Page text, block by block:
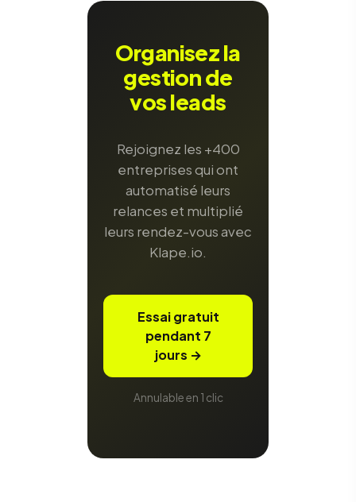
Organisez la
gestion de
vos leads
Rejoignez les +400
entreprises qui ont
automatisé leurs
relances et multiplié
leurs rendez-vous avec
Klape.io.
Essai gratuit
pendant 7
jours →
Annulable en 1 clic